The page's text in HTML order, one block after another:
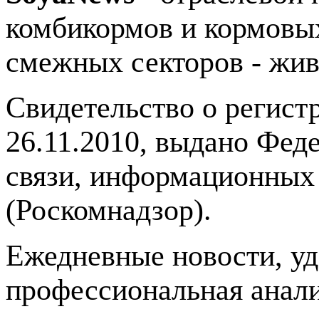
комбикормов и
смежных секторов -
Свидетельство о
26.11.2010, выдано
связи,
(Роскомнадзор).
Ежедневные новости,
профессиональная